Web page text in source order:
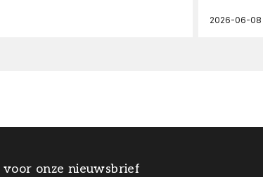
2026-06-08
onze nieuwsbrief